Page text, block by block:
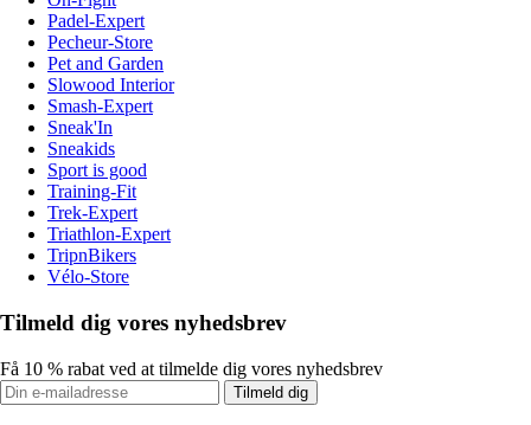
Padel-Expert
Pecheur-Store
Pet and Garden
Slowood Interior
Smash-Expert
Sneak'In
Sneakids
Sport is good
Training-Fit
Trek-Expert
Triathlon-Expert
TripnBikers
Vélo-Store
Tilmeld dig vores nyhedsbrev
Få 10 % rabat ved at tilmelde dig vores nyhedsbrev
Tilmeld dig